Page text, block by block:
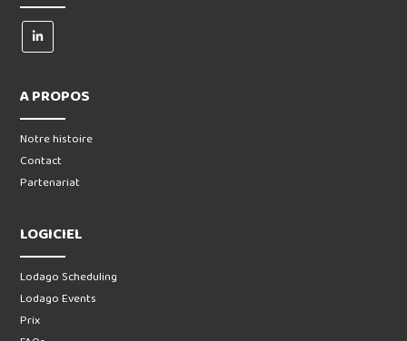
A PROPOS
Notre histoire
Contact
Partenariat
LOGICIEL
Lodago Scheduling
Lodago Events
Prix